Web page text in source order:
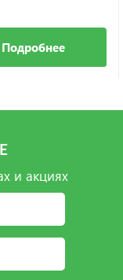
Подробнее
и акциях